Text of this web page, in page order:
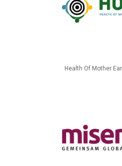
Health Of Mother